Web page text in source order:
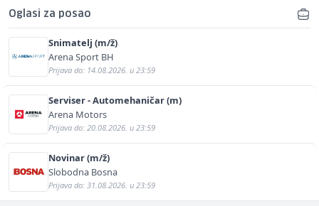
Oglasi za posao
Snimatelj (m/ž)
Arena Sport BH
Prijava do: 14.08.2026. u 23:59
Serviser - Automehaničar (m)
Arena Motors
Prijava do: 20.08.2026. u 23:59
Novinar (m/ž)
Slobodna Bosna
Prijava do: 31.08.2026. u 23:59